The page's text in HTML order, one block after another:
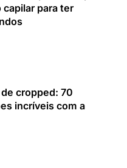
capilar para ter
cropped: 70
incríveis com a